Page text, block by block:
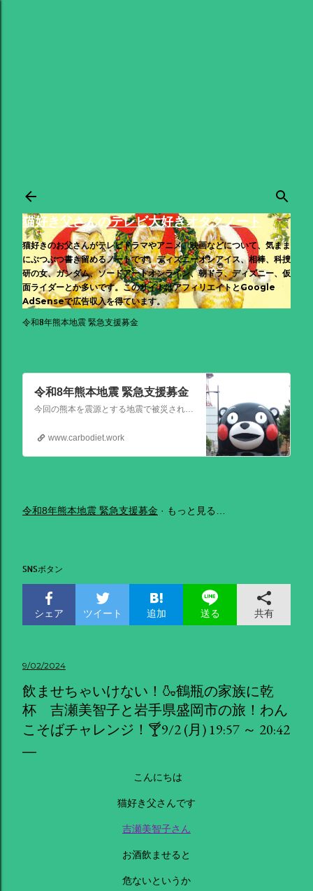
猫好き父さんのテレビ大好きオタクノート
猫好きのお父さんがテレビドラマやアニメ、映画などについて、気まま
にぶつぶつ書き留めるノートです。ディズニーオンアイス、相棒、科捜
研の女、ガンダム、ソードアートオンライン、朝ドラ、ディズニー、仮
面ライダーとか多いです。このサイトはアフィリエイトとGoogle
AdSenseで広告収入を得ています。
令和8年熊本地震 緊急支援募金
令和8年熊本地震 緊急支援募金
今回の熊本を震源とする地震で被災された皆さままだまだ余震も続き大変な時間を過ごされていると思います。心よりお見舞い申し上げます
www.carbodiet.work
令和8年熊本地震 緊急支援募金 もっと見る…
SNSボタン
シェア ツイート 追加 送る 共有
9/02/2024
飲ませちゃいけない！🍶鶴瓶の家族に乾
杯 吉瀬美智子と岩手県盛岡市の旅！わん
こそばチャレンジ！🍸9/2 (月) 19:57 ～ 20:42
こんにちは
猫好き父さんです
吉瀬美智子さん
お酒飲ませると
危ないというか